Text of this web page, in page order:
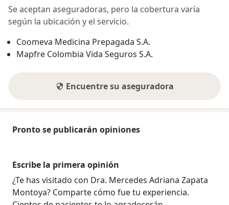
Se aceptan aseguradoras, pero la cobertura varía
según la ubicación y el servicio.
Coomeva Medicina Prepagada S.A.
Mapfre Colombia Vida Seguros S.A.
Encuentre su aseguradora
Pronto se publicarán opiniones
Escribe la primera opinión
¿Te has visitado con Dra. Mercedes Adriana Zapata
Montoya? Comparte cómo fue tu experiencia.